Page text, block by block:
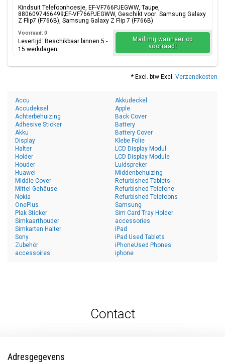
Blisterverpakking, 8806097466499;EF-VF766PJEGWW
Kindsuit Telefoonhoesje, EF-VF766PJEGWW, Taupe,
8806097466499;EF-VF766PJEGWW, Geschikt voor: Samsung Galaxy
Z Flip7 (F766B), Samsung Galaxy Z Flip 7 (F766B)
Voorraad: 0
Levertijd: Beschikbaar binnen 5 -
15 werkdagen
Mail mij wanneer op
voorraad!
* Excl. btw Excl. Verzendkosten
Accu
Accudeksel
Achterbehuizing
Adhesive Sticker
Akku
Akkudeckel
Apple
Back Cover
Battery
Battery Cover
Display
Halter
Holder
Houder
Huawei
Klebe Folie
LCD Display Modul
LCD Display Module
Luidspreker
Middenbehuizing
Middle Cover
Mittel Gehäuse
Nokia
OnePlus
Plak Sticker
Refurbished Tablets
Refurbished Telefone
Refurbished Telefoons
Samsung
Sim Card Tray Holder
Simkaarthouder
Simkarten Halter
Sony
Zubehör
accessoires
accessories
iPad
iPad Used Tablets
iPhoneUsed Phones
iphone
Contact
Adresgegevens